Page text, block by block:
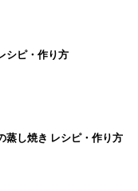
ピ・作り方
蒸し焼き レシピ・作り方